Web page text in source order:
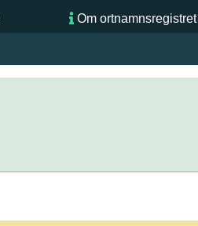
Om ortnamnsregistret